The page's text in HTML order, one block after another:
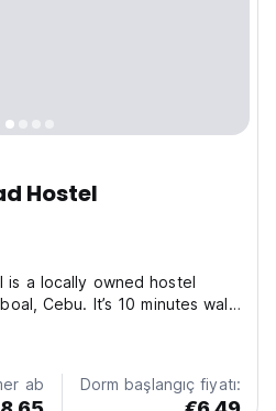
Hostel
is a locally owned hostel
Cebu. It’s 10 minutes walk
minutes drive to Basdako,
drive to Kawasan Falls...
ab Dorm başlangıç fiyatı: